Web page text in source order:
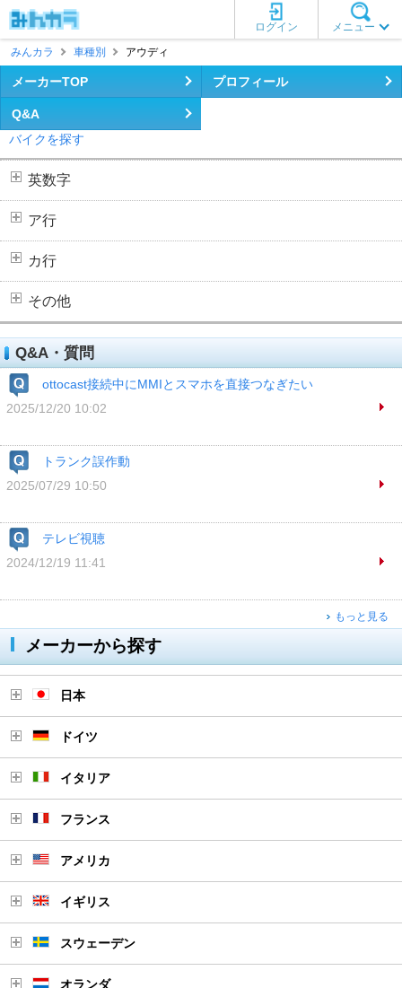
メニュー
ログイン
みんカラ
車種別 アウディ
メーカーTOP プロフィール
Q&A
バイクを探す
英数字
ア行
カ行
その他
Q&A・質問
ottocast接続中にMMIとスマホを直接つなぎたい
2025/12/20 10:02
トランク誤作動
2025/07/29 10:50
テレビ視聴
2024/12/19 11:41
もっと見る
メーカーから探す
日本
ドイツ
イタリア
フランス
アメリカ
イギリス
スウェーデン
オランダ